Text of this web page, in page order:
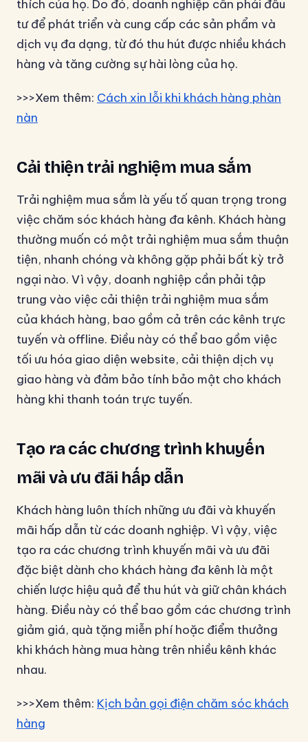
thích của họ. Do đó, doanh nghiệp cần phải đầu
tư để phát triển và cung cấp các sản phẩm và
dịch vụ đa dạng, từ đó thu hút được nhiều khách
hàng và tăng cường sự hài lòng của họ.
>>>Xem thêm: Cách xin lỗi khi khách hàng phàn
nàn
Cải thiện trải nghiệm mua sắm
Trải nghiệm mua sắm là yếu tố quan trọng trong
việc chăm sóc khách hàng đa kênh. Khách hàng
thường muốn có một trải nghiệm mua sắm thuận
tiện, nhanh chóng và không gặp phải bất kỳ trở
ngại nào. Vì vậy, doanh nghiệp cần phải tập
trung vào việc cải thiện trải nghiệm mua sắm
của khách hàng, bao gồm cả trên các kênh trực
tuyến và offline. Điều này có thể bao gồm việc
tối ưu hóa giao diện website, cải thiện dịch vụ
giao hàng và đảm bảo tính bảo mật cho khách
hàng khi thanh toán trực tuyến.
Tạo ra các chương trình khuyến
mãi và ưu đãi hấp dẫn
Khách hàng luôn thích những ưu đãi và khuyến
mãi hấp dẫn từ các doanh nghiệp. Vì vậy, việc
tạo ra các chương trình khuyến mãi và ưu đãi
đặc biệt dành cho khách hàng đa kênh là một
chiến lược hiệu quả để thu hút và giữ chân khách
hàng. Điều này có thể bao gồm các chương trình
giảm giá, quà tặng miễn phí hoặc điểm thưởng
khi khách hàng mua hàng trên nhiều kênh khác
nhau.
>>>Xem thêm: Kịch bản gọi điện chăm sóc khách
hàng